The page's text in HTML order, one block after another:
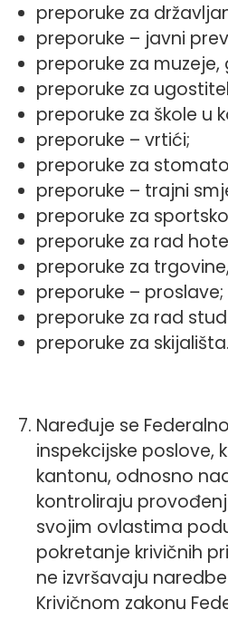
preporuke za
preporuke – javni
preporuke za muzeje,
preporuke za
preporuke za škole u
preporuke – vrtići;
preporuke za
preporuke – trajni
preporuke za
preporuke za rad
preporuke za
preporuke – proslave;
preporuke za rad
preporuke za skijališta.
Naređuje se
inspekcijske poslove,
kantonu, odnosno
kontroliraju
svojim ovlastima
pokretanje krivičnih
ne izvršavaju
Krivičnom zakonu